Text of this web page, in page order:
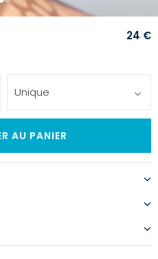
2
24 €
Unique
AU PANIER